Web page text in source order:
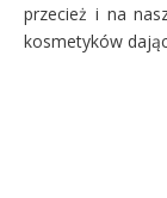
przecież i na
kosmetyków